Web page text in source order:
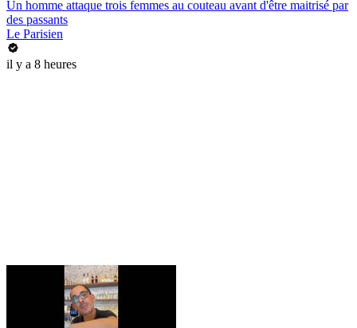
Un homme attaque trois femmes au couteau avant d'être maitrisé par
des passants
Le Parisien
il y a 8 heures